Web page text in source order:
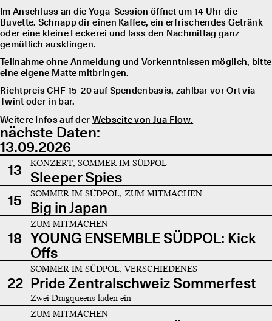
Im Anschluss an die Yoga-Session öffnet um 14 Uhr die
Buvette. Schnapp dir einen Kaffee, ein erfrischendes Getränk
oder eine kleine Leckerei und lass den Nachmittag ganz
gemütlich ausklingen.
Teilnahme ohne Anmeldung und Vorkenntnissen möglich, bitte
eine eigene Matte mitbringen.
Richtpreis CHF 15-20 auf Spendenbasis, zahlbar vor Ort via
Twint oder in bar.
Weitere Infos auf der Webseite von Jua Flow.
nächste Daten:
13.09.2026
13
KONZERT, SOMMER IM SÜDPOL
Sleeper Spies
15
SOMMER IM SÜDPOL, ZUM MITMACHEN
Big in Japan
18
ZUM MITMACHEN
YOUNG ENSEMBLE SÜDPOL: Kick
Offs
22
SOMMER IM SÜDPOL, VERSCHIEDENES
Pride Zentralschweiz Sommerfest
Zwei Dragqueens laden ein
ZUM MITMACHEN